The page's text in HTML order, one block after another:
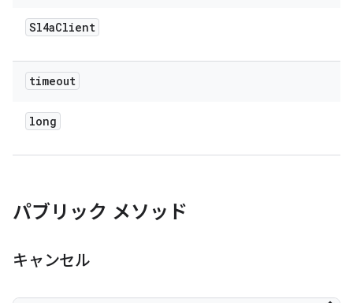
Sl4aClient
timeout
long
パブリック メソッド
キャンセル